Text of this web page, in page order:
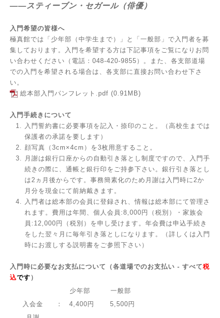
――スティーブン・セガール（俳優）
入門希望の皆様へ
極真館では「少年部（中学生まで）」と「一般部」で入門者を募
集しております。入門を希望する方は下記事項をご覧になりお問
い合わせください（電話：048-420-9855）。また、各支部道場
での入門を希望される場合は、 各支部に直接お問い合わせ下さ
い。
総本部入門パンフレット.pdf (0.91MB)
入門手続きについて
入門誓約書に必要事項を記入・捺印のこと。（高校生までは
保護者の承諾を要します）
顔写真（3cm×4cm）を3枚用意すること。
月謝は銀行口座からの自動引き落とし制度ですので、入門手
続きの際に、通帳と銀行印をご持参下さい。銀行引き落とし
は2ヵ月後からです。事務簡素化のため月謝は入門時に2か
月分を現金にて前納戴きます。
入門者は総本部の会員に登録され、情報は総本部にて管理さ
れます。費用は年間、個人会員:8,000円（税別）・家族会
員:12,000円（税別）を申し受けます。年会費は申込手続き
をした翌々月に毎年引き落としになります。（詳しくは入門
時にお渡しする説明書をご参照下さい）
入門時に必要なお支払について（各道場でのお支払い - すべて税
込です ）
少年部
一般部
入会金
： 4,400円
5,500円